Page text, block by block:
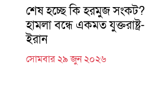
শেষ হচ্ছে কি হরমুজ সংকট?
হামলা বন্ধে একমত যুক্তরাষ্ট্র-
ইরান
সোমবার ২৯ জুন ২০২৬